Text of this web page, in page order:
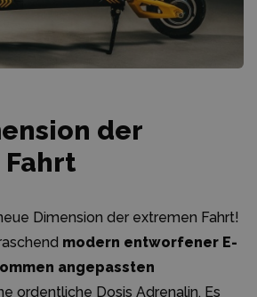
der
Dimension der extremen Fahrt!
modern entworfener E-
angepassten
ordentliche Dosis Adrenalin. Es